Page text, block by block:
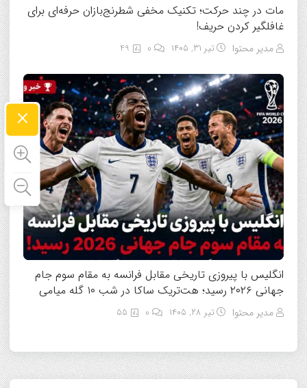
مات در چند حرکت؛ تکنیک مخفی شطرنج‌بازان حرفه‌ای برای
غافلگیر کردن حریف!
مدیر محتوا تیر ۳۱, ۱۴۰۵ 49
انگلیس با پیروزی تاریخی مقابل فرانسه به مقام سوم جام
جهانی ۲۰۲۶ رسید؛ هت‌تریک ساکا در شب ۱۰ گله میامی
مدیر محتوا تیر ۲۸, ۱۴۰۵ 55
×